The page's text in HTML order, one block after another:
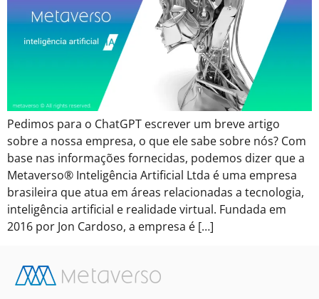
Pedimos para o ChatGPT escrever um breve artigo
sobre a nossa empresa, o que ele sabe sobre nós? Com
base nas informações fornecidas, podemos dizer que a
Metaverso® Inteligência Artificial Ltda é uma empresa
brasileira que atua em áreas relacionadas a tecnologia,
inteligência artificial e realidade virtual. Fundada em
2016 por Jon Cardoso, a empresa é […]